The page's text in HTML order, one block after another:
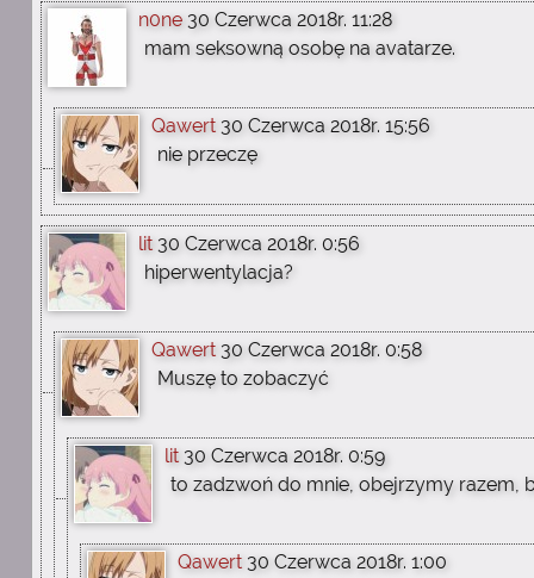
n0ne 30 Czerwca 2018r. 11:28
mam seksowną osobę na avatarze.
Qawert 30 Czerwca 2018r. 15:56
nie przeczę
lit 30 Czerwca 2018r. 0:56
hiperwentylacja?
Qawert 30 Czerwca 2018r. 0:58
Muszę to zobaczyć
lit 30 Czerwca 2018r. 0:59
to zadzwoń do mnie, obejrzymy razem,
Qawert 30 Czerwca 2018r. 1:00